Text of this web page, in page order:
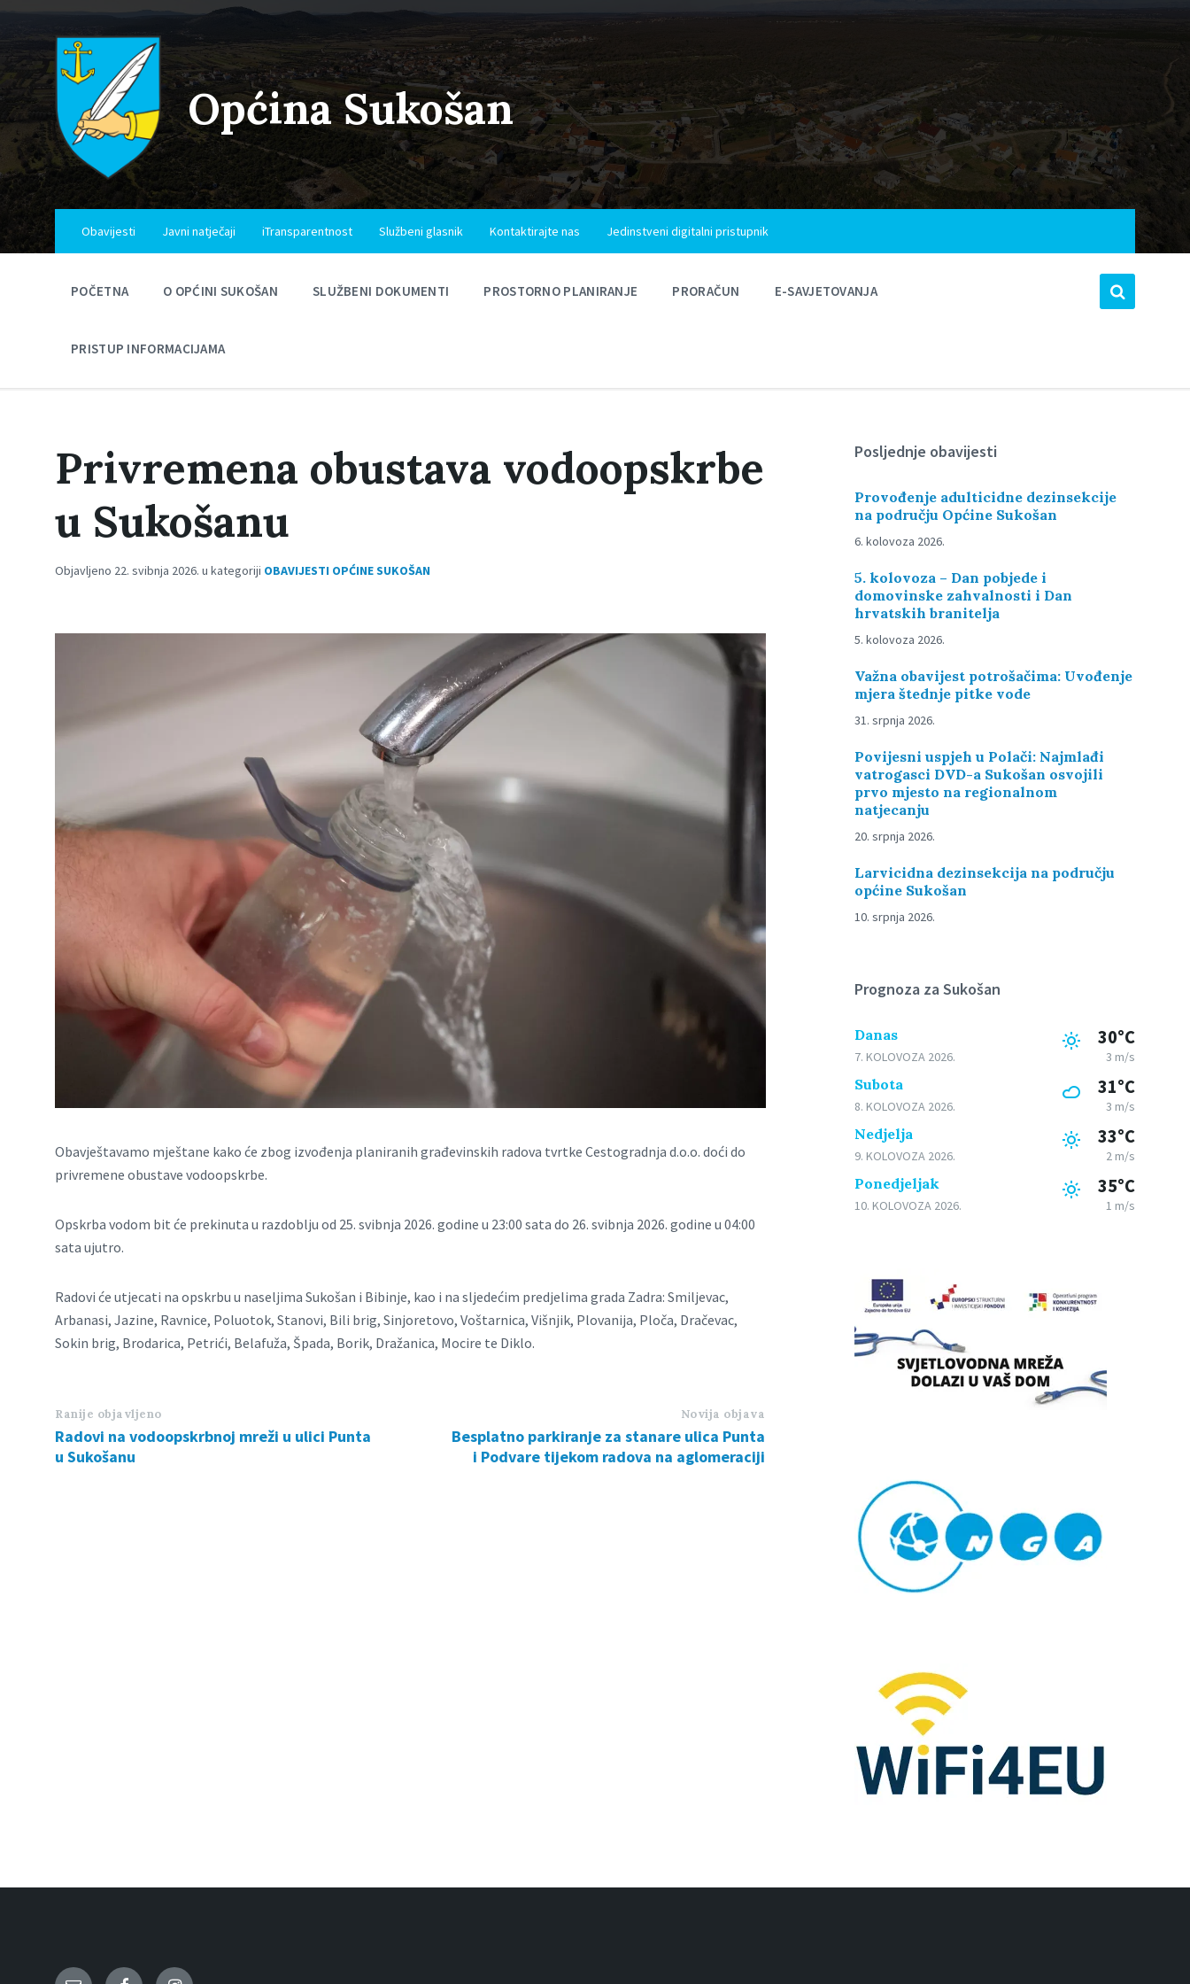
navigation
Općina Sukošan
Obavijesti Javni natječaji iTransparentnost Službeni glasnik Kontaktirajte nas Jedinstveni digitalni pristupnik
POČETNA O OPĆINI SUKOŠAN SLUŽBENI DOKUMENTI PROSTORNO PLANIRANJE PRORAČUN E-SAVJETOVANJA
PRISTUP INFORMACIJAMA
Privremena obustava vodoopskrbe
u Sukošanu
Objavljeno 22. svibnja 2026. u kategoriji OBAVIJESTI OPĆINE SUKOŠAN
Obavještavamo mještane kako će zbog izvođenja planiranih građevinskih radova tvrtke Cestogradnja d.o.o. doći do
privremene obustave vodoopskrbe.
Opskrba vodom bit će prekinuta u razdoblju od 25. svibnja 2026. godine u 23:00 sata do 26. svibnja 2026. godine u 04:00
sata ujutro.
Radovi će utjecati na opskrbu u naseljima Sukošan i Bibinje, kao i na sljedećim predjelima grada Zadra: Smiljevac,
Arbanasi, Jazine, Ravnice, Poluotok, Stanovi, Bili brig, Sinjoretovo, Voštarnica, Višnjik, Plovanija, Ploča, Dračevac,
Sokin brig, Brodarica, Petrići, Belafuža, Špada, Borik, Dražanica, Mocire te Diklo.
Ranije objavljeno
Radovi na vodoopskrbnoj mreži u ulici Punta
u Sukošanu
Novija objava
Besplatno parkiranje za stanare ulica Punta
i Podvare tijekom radova na aglomeraciji
Posljednje obavijesti
Provođenje adulticidne dezinsekcije
na području Općine Sukošan
6. kolovoza 2026.
5. kolovoza – Dan pobjede i
domovinske zahvalnosti i Dan
hrvatskih branitelja
5. kolovoza 2026.
Važna obavijest potrošačima: Uvođenje
mjera štednje pitke vode
31. srpnja 2026.
Povijesni uspjeh u Polači: Najmlađi
vatrogasci DVD-a Sukošan osvojili
prvo mjesto na regionalnom
natjecanju
20. srpnja 2026.
Larvicidna dezinsekcija na području
općine Sukošan
10. srpnja 2026.
Prognoza za Sukošan
Danas
7. KOLOVOZA 2026.
30°C
3 m/s
Subota
8. KOLOVOZA 2026.
31°C
3 m/s
Nedjelja
9. KOLOVOZA 2026.
33°C
2 m/s
Ponedjeljak
10. KOLOVOZA 2026.
35°C
1 m/s